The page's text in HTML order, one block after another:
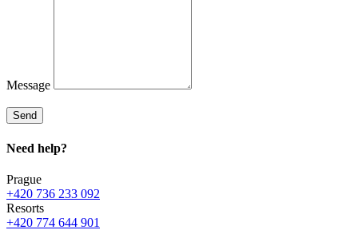
Message
Send
Need help?
Prague
+420 736 233 092
Resorts
+420 774 644 901